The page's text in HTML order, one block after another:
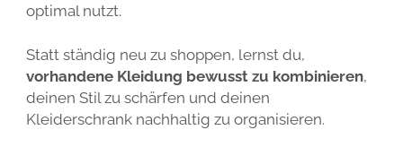
optimal nutzt.
Statt ständig neu zu shoppen, lernst du,
vorhandene Kleidung bewusst zu kombinieren,
deinen Stil zu schärfen und deinen
Kleiderschrank nachhaltig zu organisieren.